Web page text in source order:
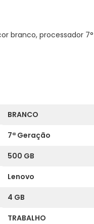
branco, processador
BRANCO
7ª Geração
500 GB
Lenovo
4 GB
TRABALHO